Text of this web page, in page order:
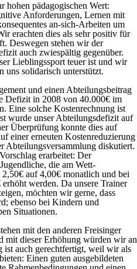
hohen pädagogischen Wert:
Anforderungen, Lernen mit
an-sich-Arbeiten um
erachten dies als sehr positiv für
Deswegen stehen wir der
auch zwiespältig gegenüber.
Lieblingssport teuer ist und wir
uns solidarisch unterstützt.
und einen Abteilungsbeitrag
Defizit in 2008 von 40.000€ im
Eine solche Kostenrechnung ist
wurde unser Abteilungsdefizit auf
Überprüfung konnte dies auf
einer erneuten Kostenreduzierung
Abteilungsversammlung diskutiert.
erarbeitet: Der
die am Wett-
auf 4,00€ monatlich und bei
werden. Da unsere Trainer
möchten wir gerne, dass
ebenso bei Kindern und
Situationen.
mit den anderen Freisinger
mit dieser Erhöhung würden wir an
ist auch gerechtfertigt, weil wir als
Einen guten ausgebildeten